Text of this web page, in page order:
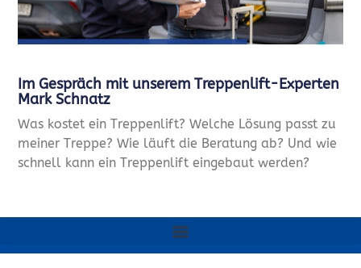
Im Gespräch mit unserem Treppenlift-Experten
Mark Schnatz
Was kostet ein Treppenlift? Welche Lösung passt zu
meiner Treppe? Wie läuft die Beratung ab? Und wie
schnell kann ein Treppenlift eingebaut werden?